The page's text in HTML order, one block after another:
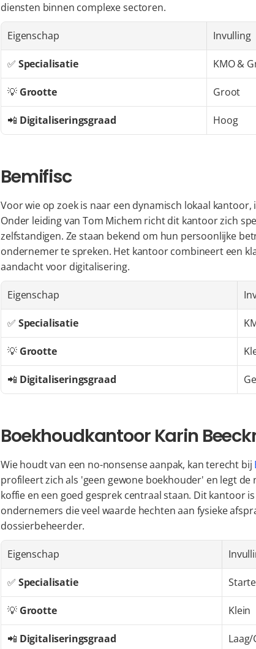
diensten binnen complexe sectoren.
Eigenschap Invulling
✅ Specialisatie KMO &
💡 Grootte Groot
📲 Digitaliseringsgraad Hoog
Bemifisc
Voor wie op zoek is naar een dynamisch lokaal kantoor,
Onder leiding van Tom Michem richt dit kantoor zich
zelfstandigen. Ze staan bekend om hun persoonlijke
ondernemer te spreken. Het kantoor combineert een
aandacht voor digitalisering.
Eigenschap
✅ Specialisatie
💡 Grootte
📲 Digitaliseringsgraad
Boekhoudkantoor Karin
Wie houdt van een no-nonsense aanpak, kan terecht bij
profileert zich als 'geen gewone boekhouder' en legt
koffie en een goed gesprek centraal staan. Dit kantoor
ondernemers die veel waarde hechten aan fysieke
dossierbeheerder.
Eigenschap
✅ Specialisatie
💡 Grootte Klein
📲 Digitaliseringsgraad